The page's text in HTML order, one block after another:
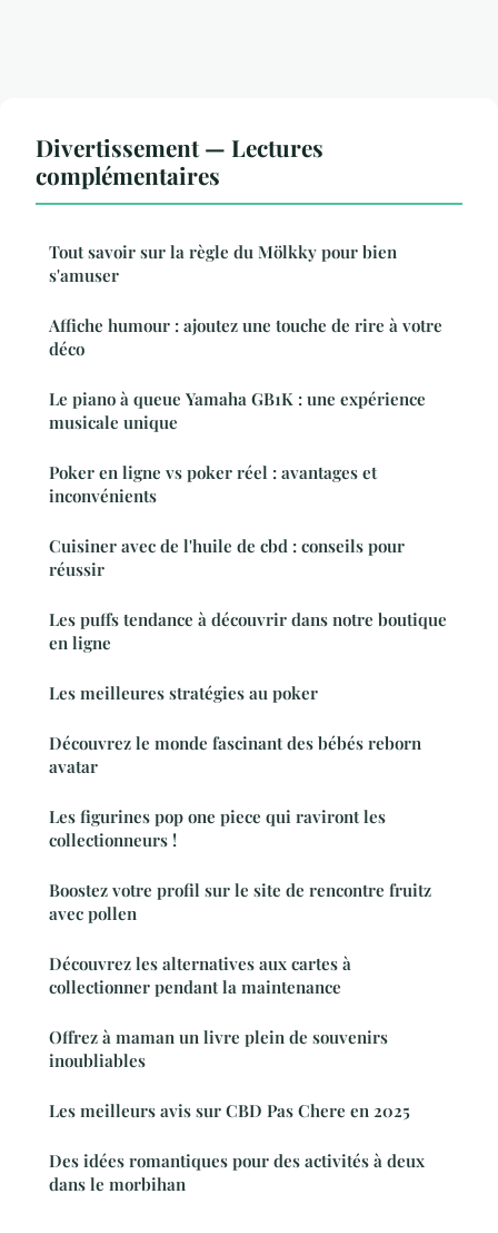
Divertissement — Lectures
complémentaires
Tout savoir sur la règle du Mölkky pour bien
s'amuser
Affiche humour : ajoutez une touche de rire à votre
déco
Le piano à queue Yamaha GB1K : une expérience
musicale unique
Poker en ligne vs poker réel : avantages et
inconvénients
Cuisiner avec de l'huile de cbd : conseils pour
réussir
Les puffs tendance à découvrir dans notre boutique
en ligne
Les meilleures stratégies au poker
Découvrez le monde fascinant des bébés reborn
avatar
Les figurines pop one piece qui raviront les
collectionneurs !
Boostez votre profil sur le site de rencontre fruitz
avec pollen
Découvrez les alternatives aux cartes à
collectionner pendant la maintenance
Offrez à maman un livre plein de souvenirs
inoubliables
Les meilleurs avis sur CBD Pas Chere en 2025
Des idées romantiques pour des activités à deux
dans le morbihan